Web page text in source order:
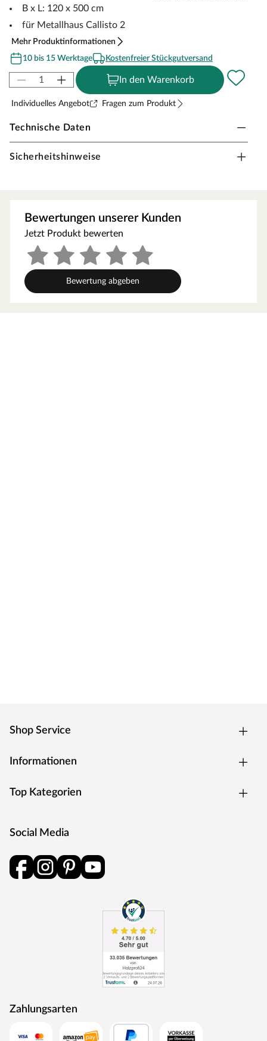
B x L: 120 x 500 cm
für Metallhaus Callisto 2
Mehr Produktinformationen
10 bis 15 Werktage
Kostenfreier Stückgutversand
In den Warenkorb
Individuelles Angebot Fragen zum Produkt
Technische Daten
Hersteller
Farbe
Breite (cm) 120 cm
Länge (cm)
Sicherheitshinweise
Bewertungen unserer Kunden
Jetzt Produkt bewerten
Bewertung abgeben
Shop Service
Informationen
Top Kategorien
Social Media
Zahlungsarten